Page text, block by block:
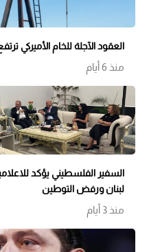
العقود الآجلة للخام الأميركي
منذ 6 أيام
السفير الفلسطيني يؤكد
لبنان ورفض التوطين
منذ 3 أيام